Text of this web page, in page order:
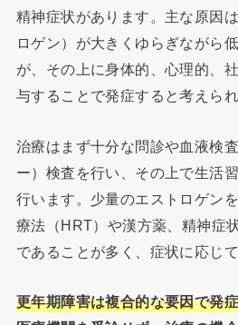
精神症状があります。主な原因
ロゲン）が大きくゆらぎながら
が、その上に身体的、心理的、
与することで発症すると考えられ
治療はまず十分な問診や血液検
ー）検査を行い、その上で生活
行います。少量のエストロゲン
療法（HRT）や漢方薬、精神症
であることが多く、症状に応じ
更年期障害は複合的な要因で発